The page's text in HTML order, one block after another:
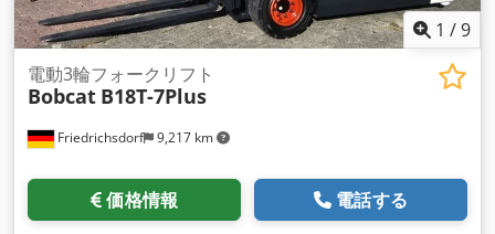
1 /9
Friedrichsdorf 9,217 km
電動3輪フォークリフト
Bobcat B18T-7Plus
価格情報 電話する